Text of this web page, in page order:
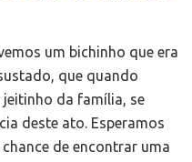
um bichinho que era
que quando
da família, se
deste ato. Esperamos
de encontrar uma